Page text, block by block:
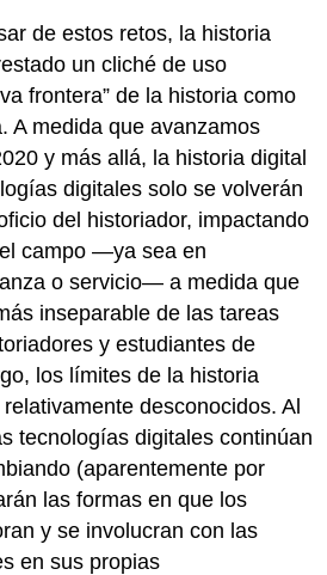
de estos retos, la historia
un cliché de uso
frontera” de la historia como
A medida que avanzamos
y más allá, la historia digital
digitales solo se volverán
del historiador, impactando
campo —ya sea en
o servicio— a medida que
inseparable de las tareas
y estudiantes de
los límites de la historia
desconocidos. Al
tecnologías digitales continúan
(aparentemente por
las formas en que los
y se involucran con las
en sus propias